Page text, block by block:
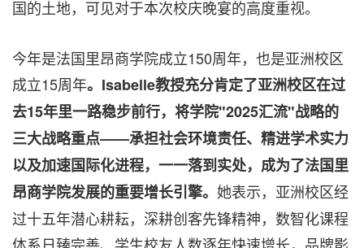
国的土地，可见对于本次校庆晚宴的高度重视。
今年是法国里昂商学院成立150周年，也是亚洲校区
成立15周年。 Isabelle教授充分肯定了亚洲校区在过
去15年里一路稳步前行，将学院"2025汇流"战略的
三大战略重点——承担社会环境责任、精进学术实力
以及加速国际化进程，一一落到实处，成为了法国里
昂商学院发展的重要增长引擎。 她表示，亚洲校区经
过十五年潜心耕耘，深耕创客先锋精神，数智化课程
体系日臻完善、学生校友人数逐年快速增长，品牌影